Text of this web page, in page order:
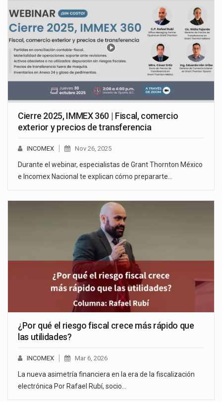
Cierre 2025, IMMEX 360 | Fiscal, comercio
exterior y precios de transferencia
INCOMEX Nov 26, 2025
Durante el webinar, especialistas de Grant Thornton México
e Incomex Nacional te explican cómo prepararte…
¿Por qué el riesgo fiscal crece más rápido que
las utilidades?
INCOMEX Mar 6, 2026
La nueva asimetría financiera en la era de la fiscalización
electrónica Por Rafael Rubí, socio…